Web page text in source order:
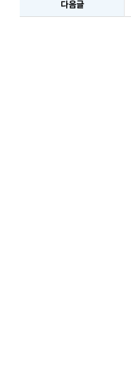
다음글